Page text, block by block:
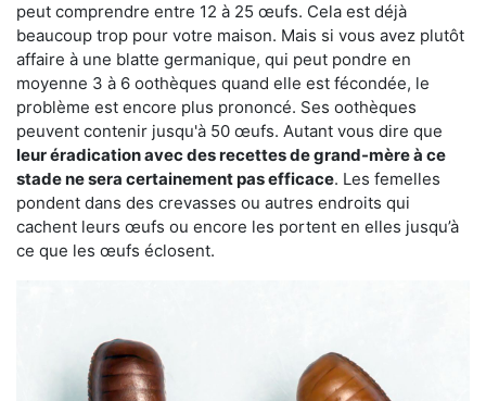
peut comprendre entre 12 à 25 œufs. Cela est déjà
beaucoup trop pour votre maison. Mais si vous avez plutôt
affaire à une blatte germanique, qui peut pondre en
moyenne 3 à 6 oothèques quand elle est fécondée, le
problème est encore plus prononcé. Ses oothèques
peuvent contenir jusqu'à 50 œufs. Autant vous dire que
leur éradication avec des recettes de grand-mère à ce
stade ne sera certainement pas efficace. Les femelles
pondent dans des crevasses ou autres endroits qui
cachent leurs œufs ou encore les portent en elles jusqu’à
ce que les œufs éclosent.